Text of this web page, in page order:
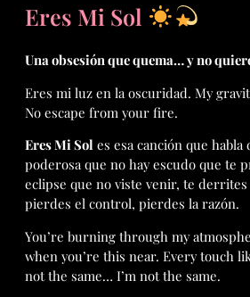
Eres Mi Sol
Una obsesión que quema… y no
Eres mi luz en la oscuridad. My
No escape from your fire.
Eres Mi Sol es esa canción que
poderosa que no hay escudo que te
eclipse que no viste venir, te
pierdes el control, pierdes la razón.
You’re burning through my
when you’re this near. Every touch
not the same… I’m not the same.